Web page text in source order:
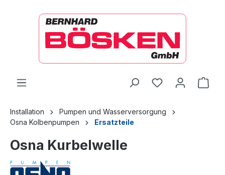
Installation
Pumpen und Wasserversorgung
Osna Kolbenpumpen
Ersatzteile
Osna Kurbelwelle